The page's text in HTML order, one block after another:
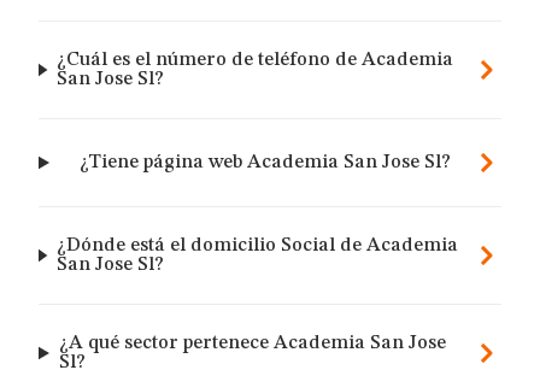
¿Cuál es el número de teléfono de Academia
San Jose Sl?
¿Tiene página web Academia San Jose Sl?
¿Dónde está el domicilio Social de Academia
San Jose Sl?
¿A qué sector pertenece Academia San Jose
Sl?